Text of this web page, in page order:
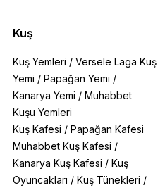
Kuş
Kuş Yemleri / Versele Laga Kuş
Yemi / Papağan Yemi /
Kanarya Yemi / Muhabbet
Kuşu Yemleri
Kuş Kafesi / Papağan Kafesi
Muhabbet Kuş Kafesi /
Kanarya Kuş Kafesi / Kuş
Oyuncakları / Kuş Tünekleri /